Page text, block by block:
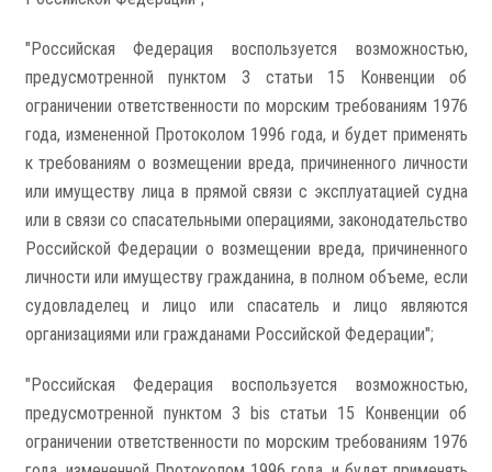
"Российская Федерация воспользуется возможностью,
предусмотренной пунктом 3 статьи 15 Конвенции об
ограничении ответственности по морским требованиям 1976
года, измененной Протоколом 1996 года, и будет применять
к требованиям о возмещении вреда, причиненного личности
или имуществу лица в прямой связи с эксплуатацией судна
или в связи со спасательными операциями, законодательство
Российской Федерации о возмещении вреда, причиненного
личности или имуществу гражданина, в полном объеме, если
судовладелец и лицо или спасатель и лицо являются
организациями или гражданами Российской Федерации";
"Российская Федерация воспользуется возможностью,
предусмотренной пунктом 3 bis статьи 15 Конвенции об
ограничении ответственности по морским требованиям 1976